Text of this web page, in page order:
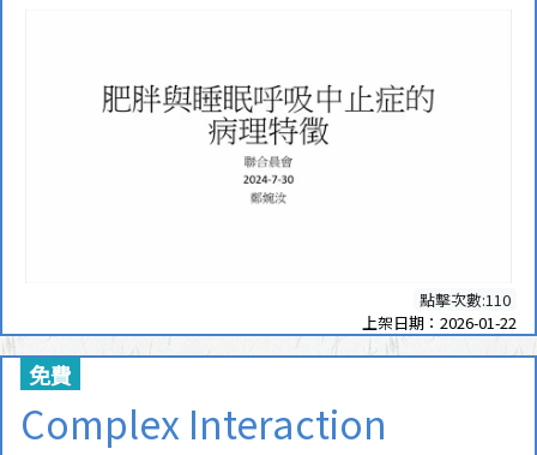
點擊次數:110
上架日期：2026-01-22
免費
Complex Interaction